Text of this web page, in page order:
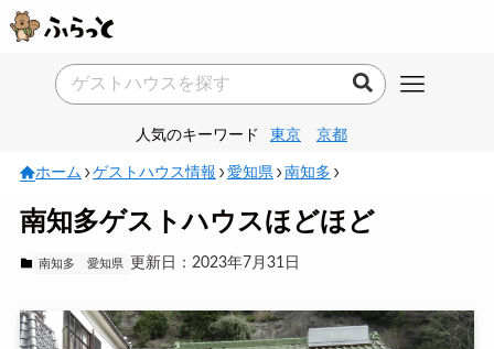
人気のキーワード 東京 京都
ホーム ゲストハウス情報 愛知県 南知多
南知多ゲストハウスほどほど
南知多 愛知県 更新日：2023年7月31日